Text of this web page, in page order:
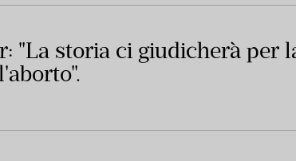
"La storia ci giudicherà per